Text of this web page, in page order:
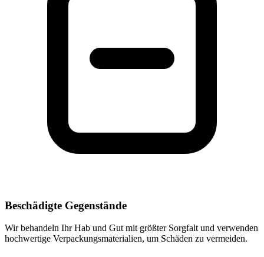
Beschädigte Gegenstände
Wir behandeln Ihr Hab und Gut mit größter Sorgfalt und verwenden
hochwertige Verpackungsmaterialien, um Schäden zu vermeiden.